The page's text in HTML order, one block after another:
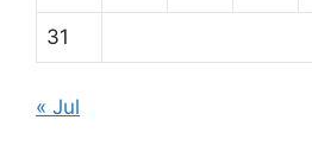
31
« Jul